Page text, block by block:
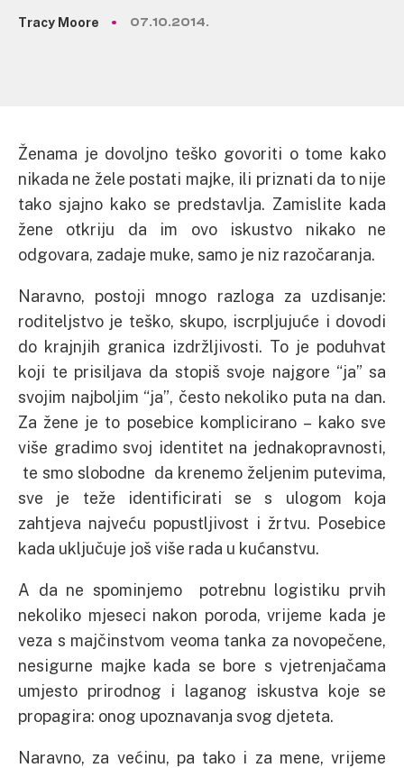
Tracy Moore 07.10.2014.
Ženama je dovoljno teško govoriti o tome kako
nikada ne žele postati majke, ili priznati da to nije
tako sjajno kako se predstavlja. Zamislite kada
žene otkriju da im ovo iskustvo nikako ne
odgovara, zadaje muke, samo je niz razočaranja.
Naravno, postoji mnogo razloga za uzdisanje:
roditeljstvo je teško, skupo, iscrpljujuće i dovodi
do krajnjih granica izdržljivosti. To je poduhvat
koji te prisiljava da stopiš svoje najgore “ja” sa
svojim najboljim “ja”, često nekoliko puta na dan.
Za žene je to posebice komplicirano – kako sve
više gradimo svoj identitet na jednakopravnosti,
te smo slobodne da krenemo željenim putevima,
sve je teže identificirati se s ulogom koja
zahtjeva najveću popustljivost i žrtvu. Posebice
kada uključuje još više rada u kućanstvu.
A da ne spominjemo potrebnu logistiku prvih
nekoliko mjeseci nakon poroda, vrijeme kada je
veza s majčinstvom veoma tanka za novopečene,
nesigurne majke kada se bore s vjetrenjačama
umjesto prirodnog i laganog iskustva koje se
propagira: onog upoznavanja svog djeteta.
Naravno, za većinu, pa tako i za mene, vrijeme